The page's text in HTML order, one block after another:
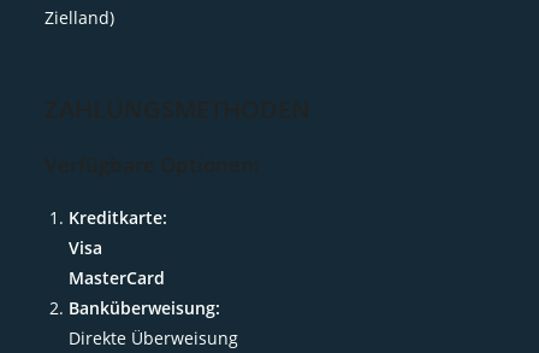
Zielland)
Kreditkarte:
Visa
MasterCard
Banküberweisung:
Direkte Überweisung